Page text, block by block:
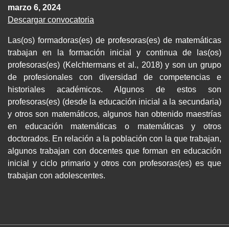
marzo 6, 2024
Descargar convocatoria
Las(os) formadoras(es) de profesoras(es) de matemáticas
trabajan en la formación inicial y continua de las(os)
profesoras(es) (Kelchtermans et al., 2018) y son un grupo
de profesionales con diversidad de competencias e
historiales académicos. Algunos de estos son
profesoras(es) (desde la educación inicial a la secundaria)
y otros son matemáticos, algunos han obtenido maestrías
en educación matemáticas o matemáticas y otros
doctorados. En relación a la población con la que trabajan,
algunos trabajan con docentes que forman en educación
inicial y ciclo primario y otros con profesoras(es) es que
trabajan con adolescentes.